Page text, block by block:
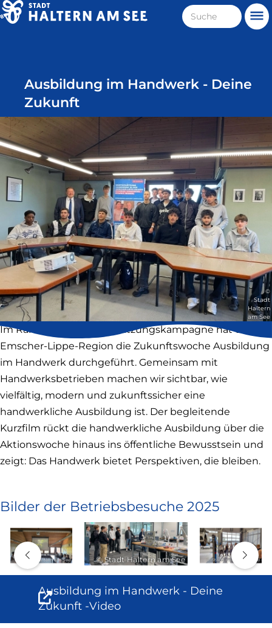
Direkt
zum
Suche
Ausbildung im Handwerk - Deine
Zukunft
©
Stadt
Haltern
am See
Im Rahmen der Wertschätzungskampagne hat die
Emscher-Lippe-Region die Zukunftswoche Ausbildung
im Handwerk durchgeführt. Gemeinsam mit
Handwerksbetrieben machen wir sichtbar, wie
vielfältig, modern und zukunftssicher eine
handwerkliche Ausbildung ist. Der begleitende
Kurzfilm rückt die handwerkliche Ausbildung über die
Aktionswoche hinaus ins öffentliche Bewusstsein und
zeigt: Das Handwerk bietet Perspektiven, die bleiben.
Bilder der Betriebsbesuche 2025
© Stadt Haltern am See © Stadt Haltern am See © Stadt Haltern am See
Ausbildung im Handwerk - Deine
Zukunft -Video
(Link
ist